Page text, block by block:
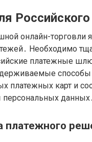
Российского
онлайн-торговли
Необходимо
платежные
платежных карт и
персональных данных․